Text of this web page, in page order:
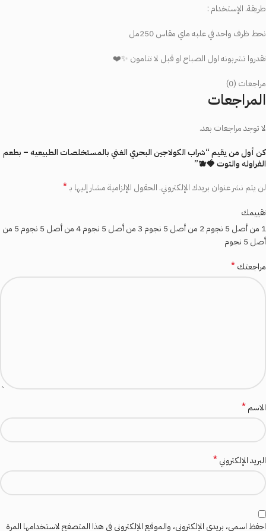
طريقة. الإستخدام :
نحط ظرف واحد في علبه ماي مقاس 250مل
تقدروا تشربونه اول الصباح او قبل لا تنامون ✨❤️
مراجعات (0)
المراجعات
لا توجد مراجعات بعد.
كن أول من يقيم “شراب الكولاجين البحري الغني بالمستخلصات الطبيعيه – بطعم
الفراوله والتوت 🍓🫐”
لن يتم نشر عنوان بريدك الإلكتروني. الحقول الإلزامية مشار إليها بـ*
تقييمك
1 من أصل 5 نجوم
2 من أصل 5 نجوم 3 من أصل 5 نجوم 4 من أصل 5 نجوم
5 من
أصل 5 نجوم
مراجعتك*
الاسم*
البريد الإلكتروني*
احفظ اسمي، بريدي الإلكتروني، والموقع الإلكتروني في هذا المتصفح لاستخدامها المرة